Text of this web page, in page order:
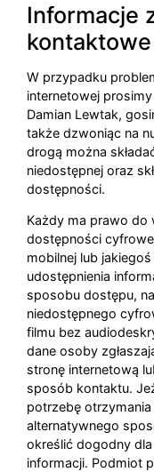
Informacje
kontaktowe
W przypadku
internetowej
Damian Lewtak,
także dzwoniąc na
drogą można
niedostępnej oraz
dostępności.
Każdy ma prawo do
dostępności
mobilnej lub
udostępnienia
sposobu dostępu,
niedostępnego
filmu bez
dane osoby
stronę internetową
sposób kontaktu.
potrzebę
alternatywnego
określić dogodny
informacji. Podmiot